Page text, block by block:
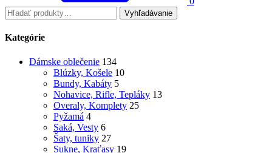
Vyhľadávanie
Kategórie
Dámske oblečenie 134
Blúzky, Košele 10
Bundy, Kabáty 5
Nohavice, Rifle, Tepláky 13
Overaly, Komplety 25
Pyžamá 4
Saká, Vesty 6
Šaty, tuniky 27
Sukne, Kraťasy 19